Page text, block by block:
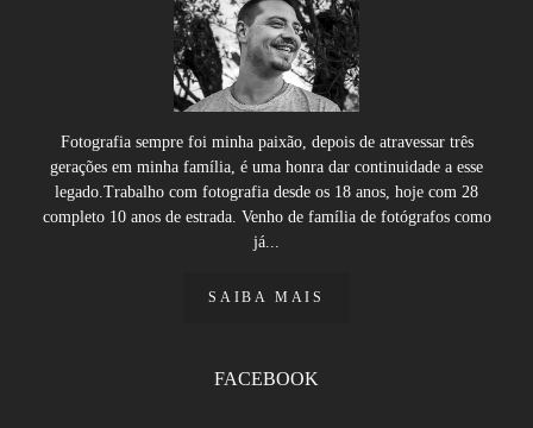
Fotografia sempre foi minha paixão, depois de atravessar três
gerações em minha família, é uma honra dar continuidade a esse
legado.Trabalho com fotografia desde os 18 anos, hoje com 28
completo 10 anos de estrada. Venho de família de fotógrafos como
já...
SAIBA MAIS
FACEBOOK